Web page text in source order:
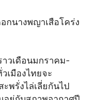
กนางพญาเสือโคร่ง
วเดือนมกราคม-
เมืองไทยจะ
พรั่งไล่เลี่ยกันไป